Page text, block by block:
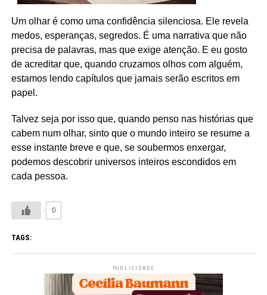
Um olhar é como uma confidência silenciosa. Ele revela
medos, esperanças, segredos. É uma narrativa que não
precisa de palavras, mas que exige atenção. E eu gosto
de acreditar que, quando cruzamos olhos com alguém,
estamos lendo capítulos que jamais serão escritos em
papel.
Talvez seja por isso que, quando penso nas histórias que
cabem num olhar, sinto que o mundo inteiro se resume a
esse instante breve e que, se soubermos enxergar,
podemos descobrir universos inteiros escondidos em
cada pessoa.
0
TAGS:
PUBLICIDADE